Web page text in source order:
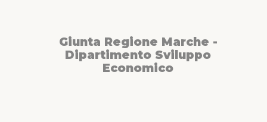
Giunta Regione Marche -
Dipartimento Sviluppo
Economico